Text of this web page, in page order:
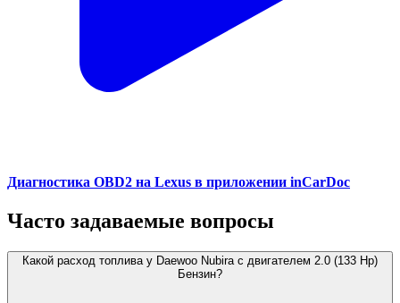
Диагностика OBD2 на Lexus в приложении inCarDoc
Часто задаваемые вопросы
Какой расход топлива у Daewoo Nubira с двигателем 2.0 (133 Hp)
Бензин?